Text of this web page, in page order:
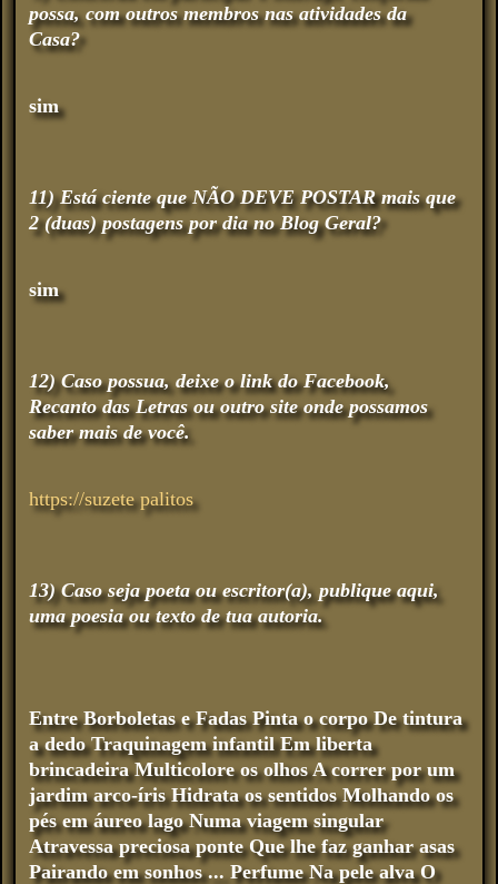
possa, com outros membros nas atividades da
Casa?
sim
11) Está ciente que NÃO DEVE POSTAR mais que
2 (duas) postagens por dia no Blog Geral?
sim
12) Caso possua, deixe o link do Facebook,
Recanto das Letras ou outro site onde possamos
saber mais de você.
https://suzete palitos
13) Caso seja poeta ou escritor(a), publique aqui,
uma poesia ou texto de tua autoria.
Entre Borboletas e Fadas Pinta o corpo De tintura
a dedo Traquinagem infantil Em liberta
brincadeira Multicolore os olhos A correr por um
jardim arco-íris Hidrata os sentidos Molhando os
pés em áureo lago Numa viagem singular
Atravessa preciosa ponte Que lhe faz ganhar asas
Pairando em sonhos ... Perfume Na pele alva O